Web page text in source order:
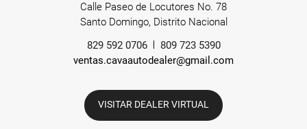
Calle Paseo de Locutores No. 78
Santo Domingo, Distrito Nacional
829 592 0706
809 723 5390
ventas.cavaautodealer@gmail.com
VISITAR DEALER VIRTUAL